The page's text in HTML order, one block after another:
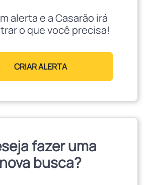
alerta e a Casarão irá
o que você precisa!
CRIAR ALERTA
fazer uma
nova busca?